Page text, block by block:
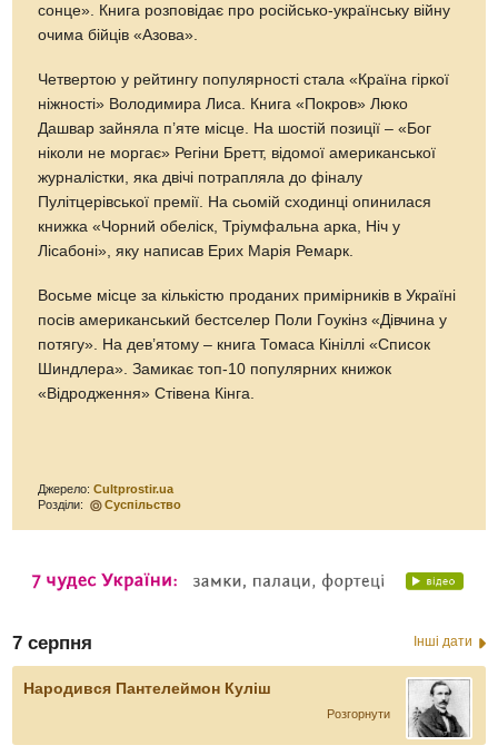
сонце». Книга розповідає про російсько-українську війну
очима бійців «Азова».
Четвертою у рейтингу популярності стала «Країна гіркої
ніжності» Володимира Лиса. Книга «Покров» Люко
Дашвар зайняла п’яте місце. На шостій позиції – «Бог
ніколи не моргає» Регіни Бретт, відомої американської
журналістки, яка двічі потрапляла до фіналу
Пулітцерівської премії. На сьомій сходинці опинилася
книжка «Чорний обеліск, Тріумфальна арка, Ніч у
Лісабоні», яку написав Ерих Марія Ремарк.
Восьме місце за кількістю проданих примірників в Україні
посів американський бестселер Поли Гоукінз «Дівчина у
потягу». На дев’ятому – книга Томаса Кініллі «Список
Шиндлера». Замикає топ-10 популярних книжок
«Відродження» Стівена Кінга.
Джерело:Cultprostir.ua
Розділи:
Суспільство
7 серпня Інші дати
Народився Пантелеймон Куліш
Розгорнути